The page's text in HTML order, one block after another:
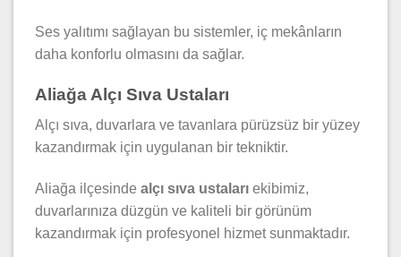
Ses yalıtımı sağlayan bu sistemler, iç mekânların
daha konforlu olmasını da sağlar.
Aliağa Alçı Sıva Ustaları
Alçı sıva, duvarlara ve tavanlara pürüzsüz bir yüzey
kazandırmak için uygulanan bir tekniktir.
Aliağa ilçesinde alçı sıva ustaları ekibimiz,
duvarlarınıza düzgün ve kaliteli bir görünüm
kazandırmak için profesyonel hizmet sunmaktadır.